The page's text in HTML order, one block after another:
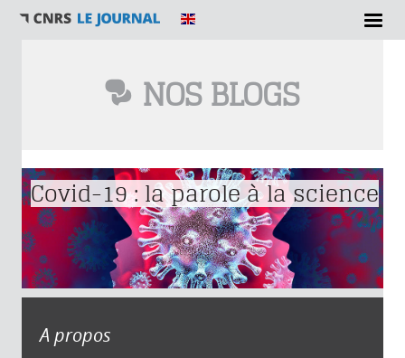
NOS BLOGS
Vous êtes ici
Covid-19 : la parole à la science
A propos